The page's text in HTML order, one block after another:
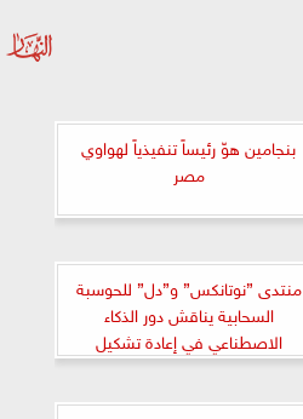
بنجامين هوّ رئيساً تنفيذياً لهواوي
مصر
منتدى ”نوتانكس” و”دل” للحوسبة
السحابية يناقش دور الذكاء
الاصطناعي في إعادة تشكيل
الاقتصادات العالمية